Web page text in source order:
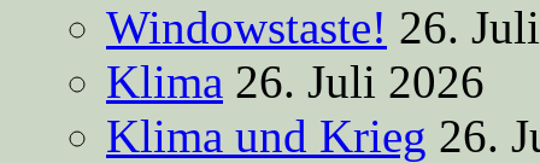
Windowstaste! 26.
Klima 26. Juli 2026
Klima und Krieg 26.